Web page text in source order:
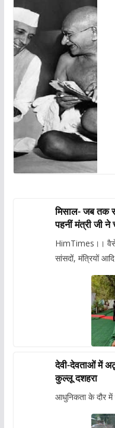
मिसाल- जब तक
पहनीं मंत्री जी ने
HimTimes।। वैसे
सांसदों, मंत्रियों आदि
देवी-देवताओं में
कुल्लू दशहरा
आधुनिकता के दौर में